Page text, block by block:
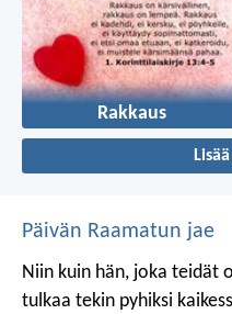
Rakkaus
Päivän Raamatun jae
Niin kuin hän, joka teidät
tulkaa tekin pyhiksi